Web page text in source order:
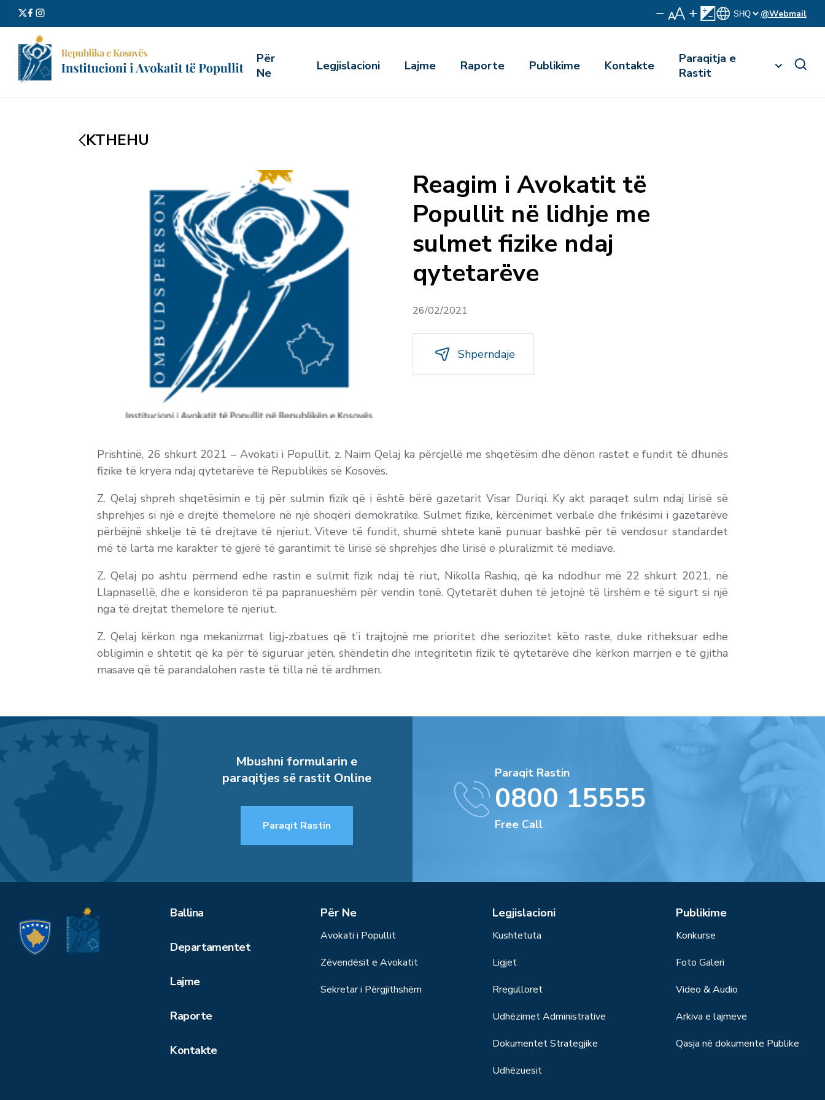
@Webmail
Për
Ne
Legjislacioni Lajme Raporte Publikime Kontakte
Paraqitja e
Rastit
KTHEHU
Reagim i Avokatit të
Popullit në lidhje me
sulmet fizike ndaj
qytetarëve
26/02/2021
Shperndaje
Prishtinë, 26 shkurt 2021 – Avokati i Popullit, z. Naim Qelaj ka përcjellë me shqetësim dhe dënon rastet e fundit të dhunës
fizike të kryera ndaj qytetarëve të Republikës së Kosovës.
Z. Qelaj shpreh shqetësimin e tij për sulmin fizik që i është bërë gazetarit Visar Duriqi. Ky akt paraqet sulm ndaj lirisë së
shprehjes si një e drejtë themelore në një shoqëri demokratike. Sulmet fizike, kërcënimet verbale dhe frikësimi i gazetarëve
përbëjnë shkelje të të drejtave të njeriut. Viteve të fundit, shumë shtete kanë punuar bashkë për të vendosur standardet
më të larta me karakter të gjerë të garantimit të lirisë së shprehjes dhe lirisë e pluralizmit të mediave.
Z. Qelaj po ashtu përmend edhe rastin e sulmit fizik ndaj të riut, Nikolla Rashiq, që ka ndodhur më 22 shkurt 2021, në
Llapnasellë, dhe e konsideron të pa papranueshëm për vendin tonë. Qytetarët duhen të jetojnë të lirshëm e të sigurt si një
nga të drejtat themelore të njeriut.
Z. Qelaj kërkon nga mekanizmat ligj-zbatues që t’i trajtojnë me prioritet dhe seriozitet këto raste, duke ritheksuar edhe
obligimin e shtetit që ka për të siguruar jetën, shëndetin dhe integritetin fizik të qytetarëve dhe kërkon marrjen e të gjitha
masave që të parandalohen raste të tilla në të ardhmen.
Mbushni formularin e
paraqitjes së rastit Online
Paraqit Rastin
Paraqit Rastin
0800 15555
Free Call
Ballina
Departamentet
Lajme
Raporte
Kontakte
Për Ne
Avokati i Popullit
Zëvendësit e Avokatit
Sekretar i Përgjithshëm
Legjislacioni
Kushtetuta
Ligjet
Rregulloret
Udhëzimet Administrative
Dokumentet Strategjike
Udhëzuesit
Publikime
Konkurse
Foto Galeri
Video & Audio
Arkiva e lajmeve
Qasja në dokumente Publike